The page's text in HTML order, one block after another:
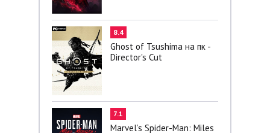
8.4
Ghost of Tsushima на пк -
Director's Cut
7.1
Marvel’s Spider-Man: Miles